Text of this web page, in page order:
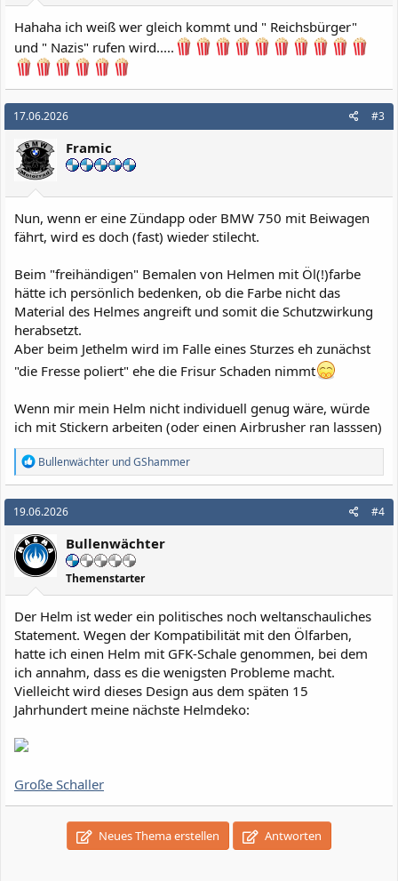
Hahaha ich weiß wer gleich kommt und " Reichsbürger"
und " Nazis" rufen wird.....
17.06.2026 #3
Framic
Nun, wenn er eine Zündapp oder BMW 750 mit Beiwagen
fährt, wird es doch (fast) wieder stilecht.
Beim "freihändigen" Bemalen von Helmen mit Öl(!)farbe
hätte ich persönlich bedenken, ob die Farbe nicht das
Material des Helmes angreift und somit die Schutzwirkung
herabsetzt.
Aber beim Jethelm wird im Falle eines Sturzes eh zunächst
"die Fresse poliert" ehe die Frisur Schaden nimmt
Wenn mir mein Helm nicht individuell genug wäre, würde
ich mit Stickern arbeiten (oder einen Airbrusher ran lasssen)
R
e
a
k
t
i
o
n
e
n
Bullenwächter undGShammer
19.06.2026 #4
Bullenwächter
Themenstarter
Der Helm ist weder ein politisches noch weltanschauliches
Statement. Wegen der Kompatibilität mit den Ölfarben,
hatte ich einen Helm mit GFK-Schale genommen, bei dem
ich annahm, dass es die wenigsten Probleme macht.
Vielleicht wird dieses Design aus dem späten 15
Jahrhundert meine nächste Helmdeko:
Große Schaller
Neues Thema erstellen Antworten